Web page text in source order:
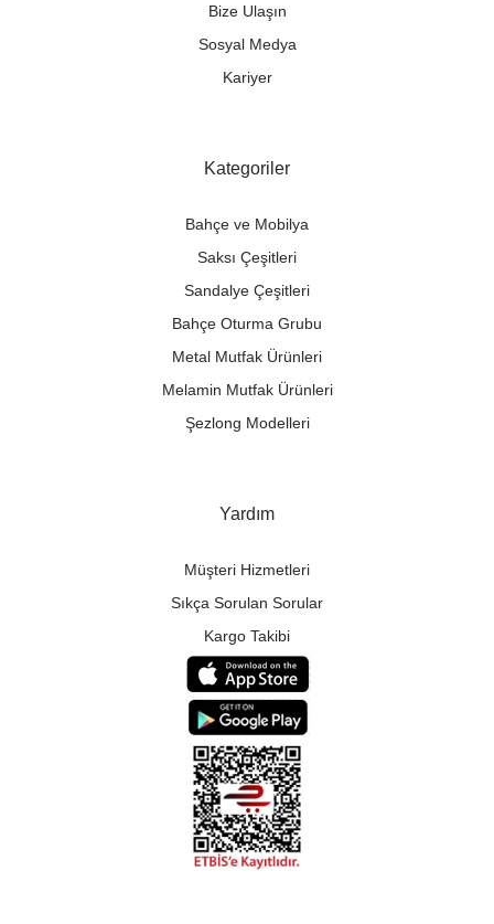
Bize Ulaşın
Sosyal Medya
Kariyer
Kategoriler
Bahçe ve Mobilya
Saksı Çeşitleri
Sandalye Çeşitleri
Bahçe Oturma Grubu
Metal Mutfak Ürünleri
Melamin Mutfak Ürünleri
Şezlong Modelleri
Yardım
Müşteri Hizmetleri
Sıkça Sorulan Sorular
Kargo Takibi